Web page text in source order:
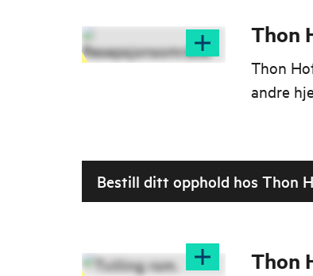
Thon
Thon
andre
Bestill ditt opphold hos Thon
Thon